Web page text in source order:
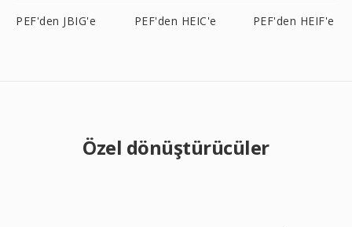
PEF'den JBIG'e PEF'den HEIC'e PEF'den HEIF'e
Özel dönüştürücüler